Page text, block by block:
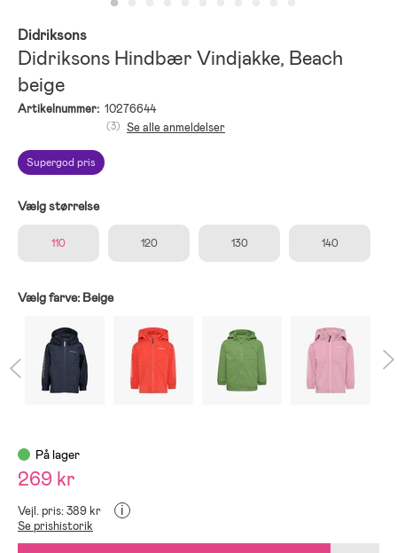
Didriksons
Didriksons Hindbær Vindjakke, Beach
beige
Artikelnummer: 10276644
Supergod pris
(3) Se alle anmeldelser
Vælg størrelse
110 120 130 140
Vælg farve: Beige
På lager
269 kr
Vejl. pris: 389 kr i
Se prishistorik